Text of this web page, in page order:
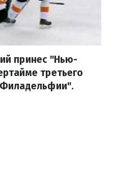
принес "Нью-
третьего